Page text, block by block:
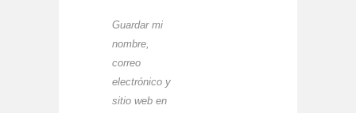
Guardar mi
nombre,
correo
electrónico y
sitio web en